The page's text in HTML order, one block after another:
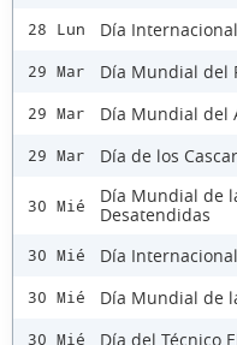
28 Lun Día
29 Mar Día Mundial del
29 Mar Día Mundial del
29 Mar Día de los
30 Mié
Día Mundial de
Desatendidas
30 Mié Día
30 Mié Día Mundial de
30 Mié Día del Técnico